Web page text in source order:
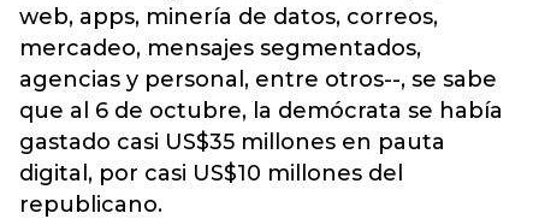
web, apps, minería de datos, correos,
mercadeo, mensajes segmentados,
agencias y personal, entre otros--, se sabe
que al 6 de octubre, la demócrata se había
gastado casi US$35 millones en pauta
digital, por casi US$10 millones del
republicano.